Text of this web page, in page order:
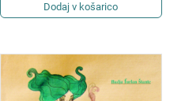
Dodaj v košarico